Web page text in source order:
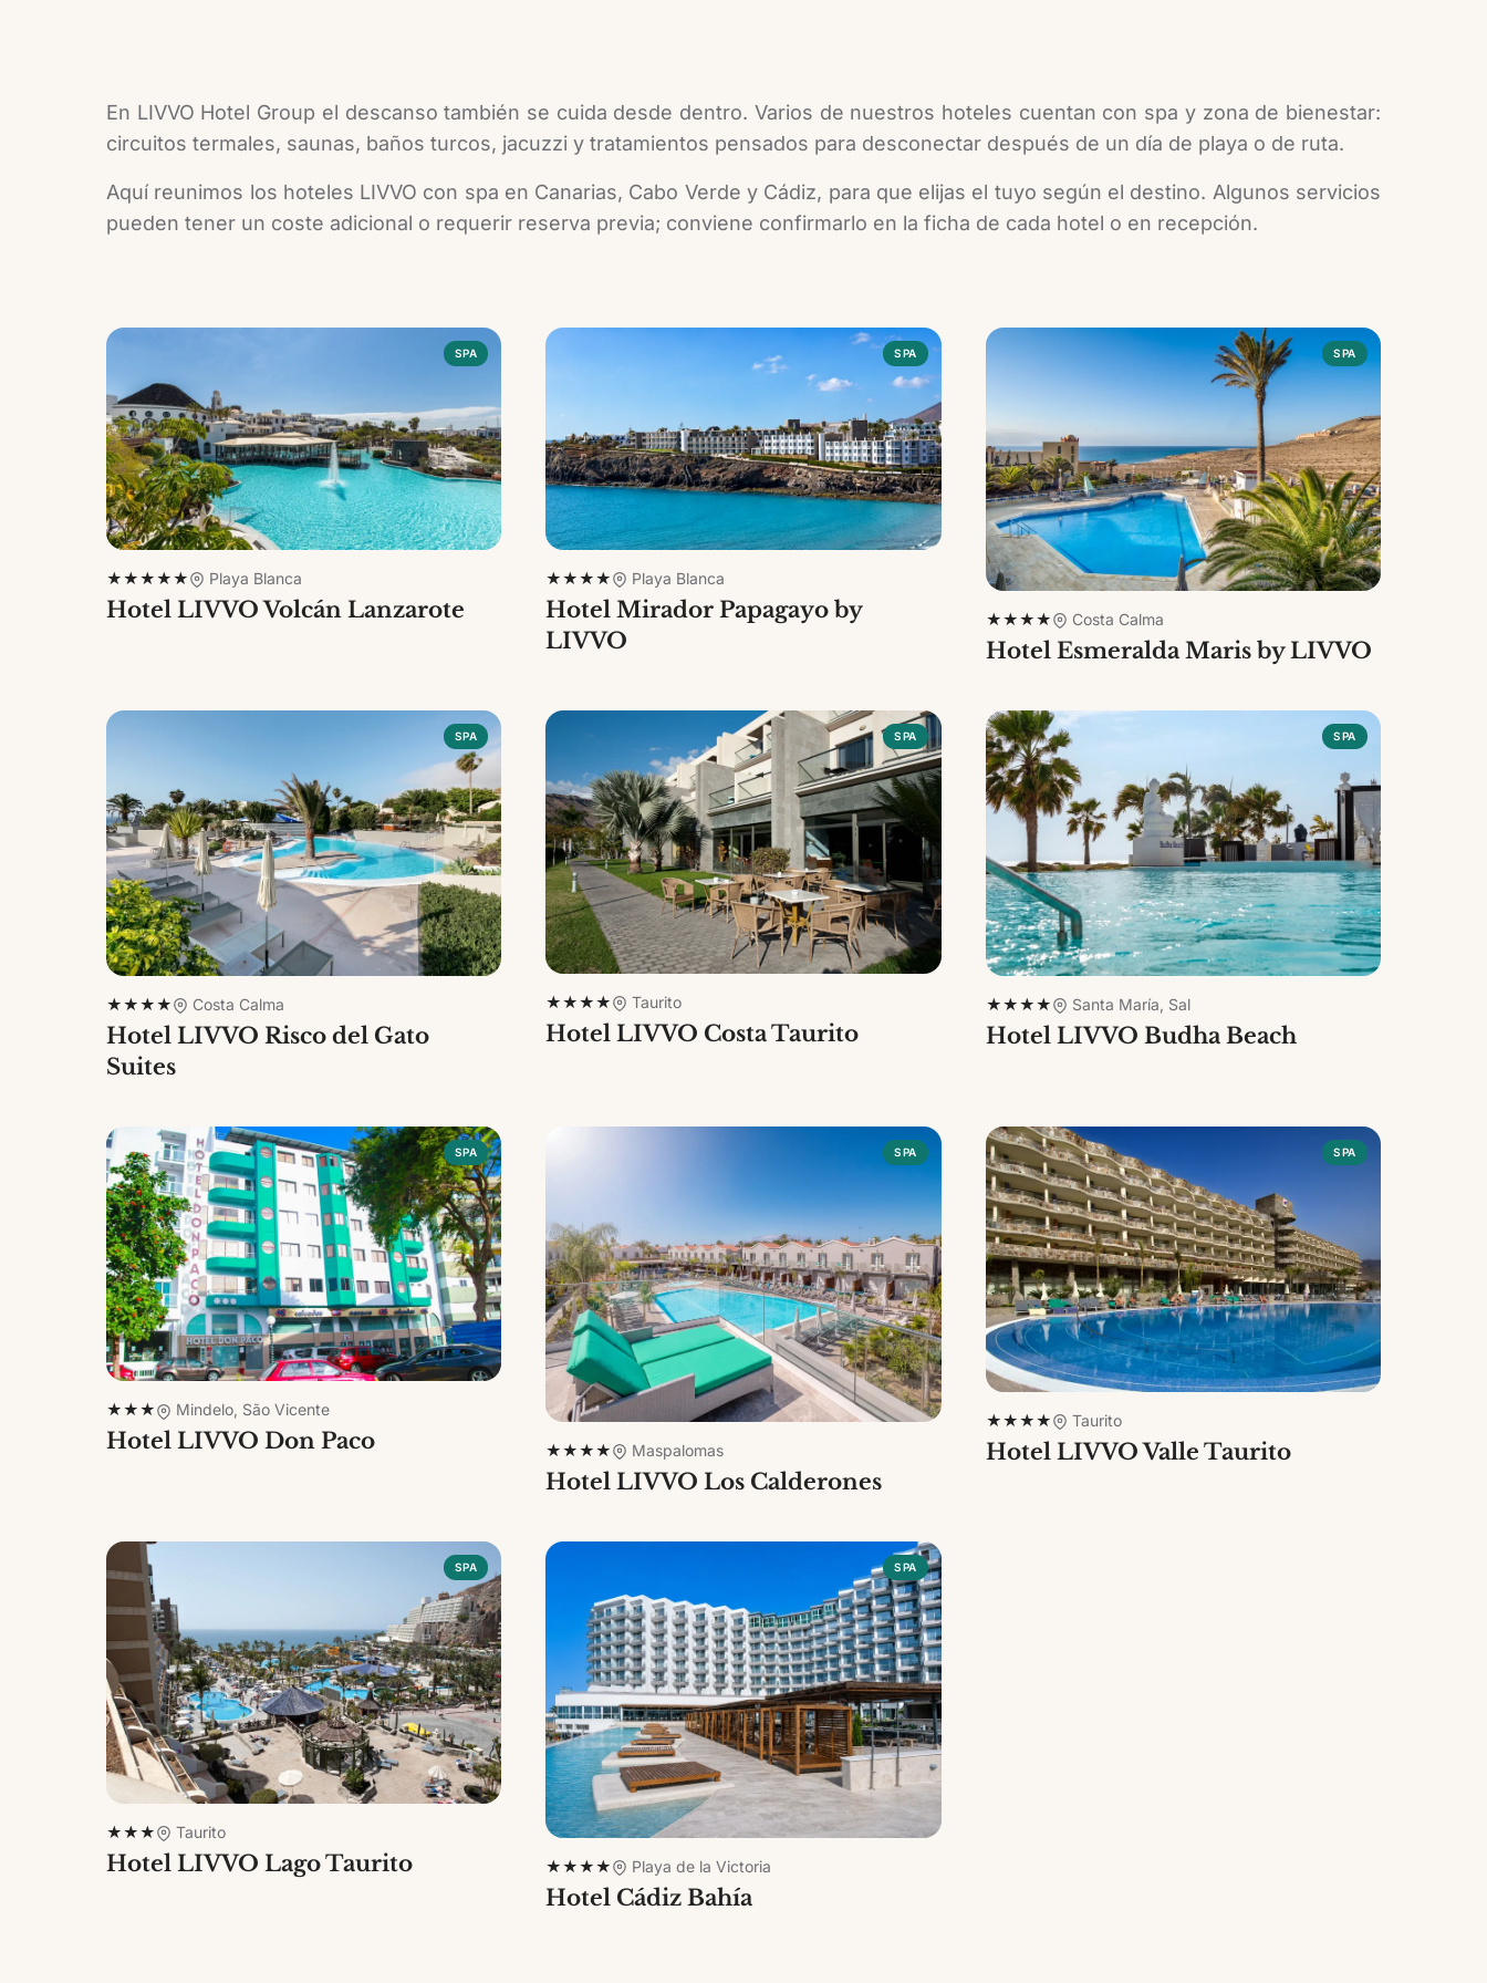
En LIVVO Hotel Group el descanso también se cuida desde dentro. Varios de nuestros hoteles cuentan con spa y zona de bienestar:
circuitos termales, saunas, baños turcos, jacuzzi y tratamientos pensados para desconectar después de un día de playa o de ruta.
Aquí reunimos los hoteles LIVVO con spa en Canarias, Cabo Verde y Cádiz, para que elijas el tuyo según el destino. Algunos servicios
pueden tener un coste adicional o requerir reserva previa; conviene confirmarlo en la ficha de cada hotel o en recepción.
Hoteles con spa
SPA
★★★★★ Playa Blanca
Hotel LIVVO Volcán Lanzarote
SPA
★★★★ Playa Blanca
Hotel Mirador Papagayo by
LIVVO
SPA
★★★★ Costa Calma
Hotel Esmeralda Maris by LIVVO
SPA
★★★★ Costa Calma
Hotel LIVVO Risco del Gato
Suites
SPA
★★★★ Taurito
Hotel LIVVO Costa Taurito
SPA
★★★★ Santa María, Sal
Hotel LIVVO Budha Beach
SPA
★★★ Mindelo, São Vicente
Hotel LIVVO Don Paco
SPA
★★★★ Maspalomas
Hotel LIVVO Los Calderones
SPA
★★★★ Taurito
Hotel LIVVO Valle Taurito
SPA
★★★ Taurito
Hotel LIVVO Lago Taurito
SPA
★★★★ Playa de la Victoria
Hotel Cádiz Bahía